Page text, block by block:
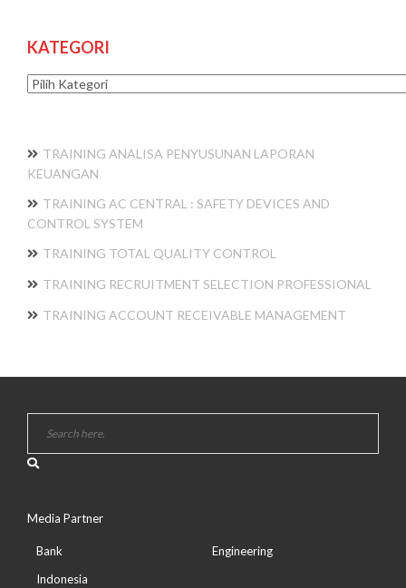
KATEGORI
Kategori
TRAINING ANALISA PENYUSUNAN LAPORAN
KEUANGAN
TRAINING AC CENTRAL : SAFETY DEVICES AND
CONTROL SYSTEM
TRAINING TOTAL QUALITY CONTROL
TRAINING RECRUITMENT SELECTION PROFESSIONAL
TRAINING ACCOUNT RECEIVABLE MANAGEMENT
Media Partner
Bank
Indonesia
Engineering